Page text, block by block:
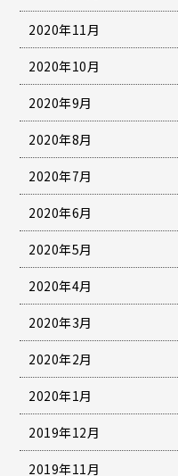
2020年11月
2020年10月
2020年9月
2020年8月
2020年7月
2020年6月
2020年5月
2020年4月
2020年3月
2020年2月
2020年1月
2019年12月
2019年11月